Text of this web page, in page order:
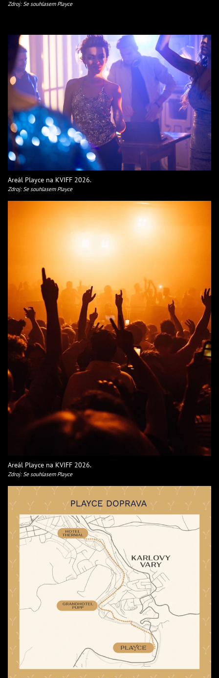
Zdroj: Se souhlasem Playce
Areál Playce na KVIFF 2026.
Zdroj: Se souhlasem Playce
Areál Playce na KVIFF 2026.
Zdroj: Se souhlasem Playce